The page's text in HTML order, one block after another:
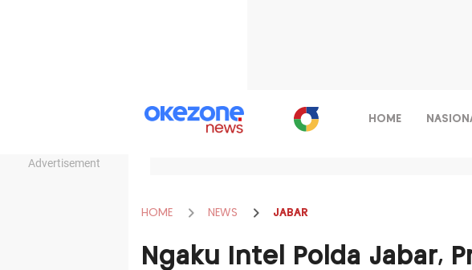
Advertisement
HOME
HOME NEWS JABAR
Ngaku Intel Polda Jabar,